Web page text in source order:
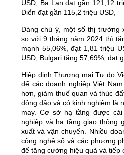
USD; Ba Lan đạt gần 121,12
Điển đạt gần 115,2 triệu USD,
Đáng chú ý, một số thị trường
so với 9 tháng năm 2024 thì
mạnh 55,06%, đạt 1,81 triệu
USD; Bulgari tăng 57,69%, đạt
Hiệp định Thương mại Tự do
để các doanh nghiệp Việt
hơn, giảm thuế quan và thúc
đông đảo và có kinh nghiệm là
may. Cơ sở hạ tầng được
nghiệp và hạ tầng giao thông
xuất và vận chuyển. Nhiều
công nghệ số và các phương
để tăng cường hiệu quả và tiếp